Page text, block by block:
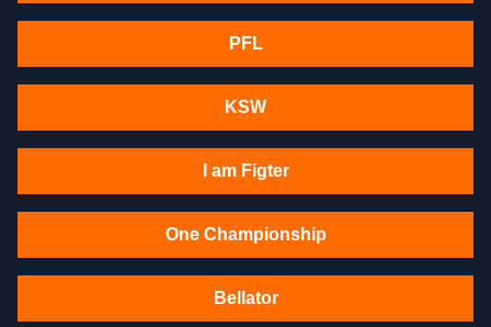
PFL
KSW
I am Figter
One Championship
Bellator